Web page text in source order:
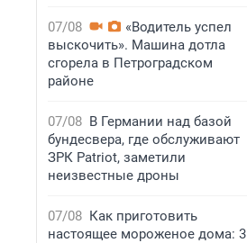
07/08
«Водитель успел
выскочить». Машина дотла
сгорела в Петроградском
районе
07/08 В Германии над базой
бундесвера, где обслуживают
ЗРК Patriot, заметили
неизвестные дроны
07/08 Как приготовить
настоящее мороженое дома: 3